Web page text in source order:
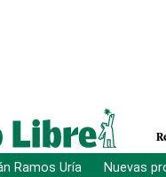
Ramos Uría Nuevas